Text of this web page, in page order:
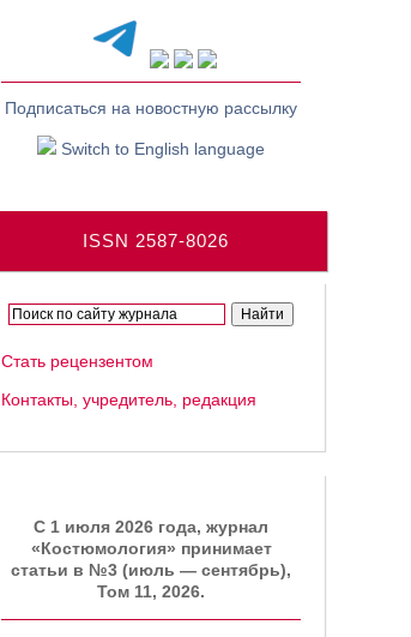
Подписаться на новостную рассылку
Switch to English language
ISSN 2587-8026
Стать рецензентом
Контакты, учредитель, редакция
C 1 июля 2026 года, журнал
«Костюмология» принимает
статьи в №3 (июль — сентябрь),
Том 11, 2026.